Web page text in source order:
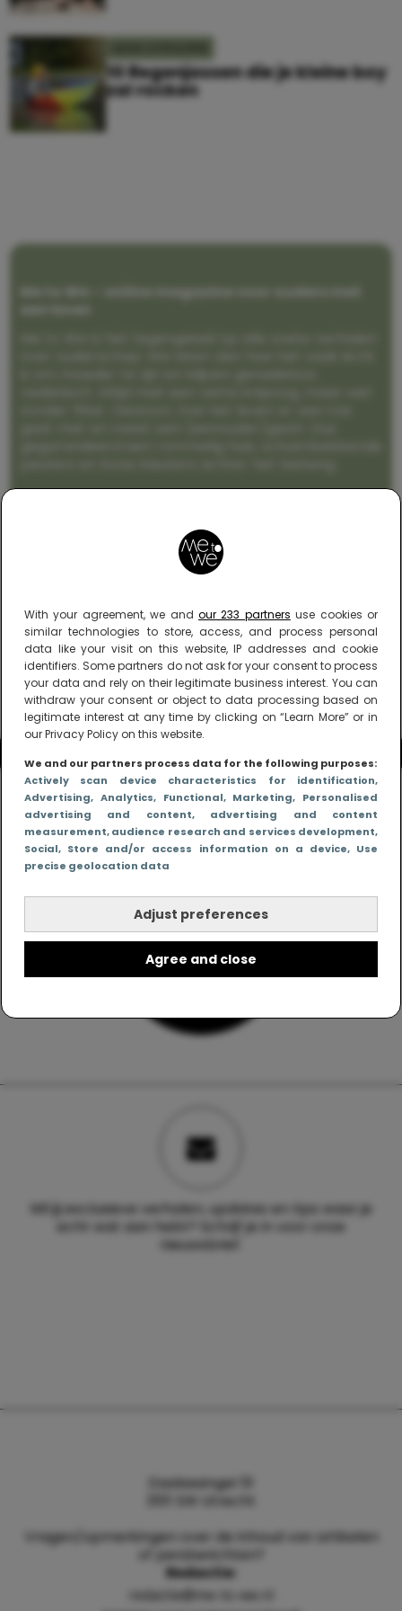
With your agreement, we and our 233 partners use cookies or
similar technologies to store, access, and process personal
data like your visit on this website, IP addresses and cookie
identifiers. Some partners do not ask for your consent to process
your data and rely on their legitimate business interest. You can
withdraw your consent or object to data processing based on
legitimate interest at any time by clicking on “Learn More” or in
our Privacy Policy on this website.
We and our partners process data for the following purposes:
Actively scan device characteristics for identification,
Advertising, Analytics, Functional, Marketing, Personalised
advertising and content, advertising and content
measurement, audience research and services development,
Social, Store and/or access information on a device, Use
precise geolocation data
Adjust preferences
Agree and close
10 Regenjassen die je kleine boy
zal rocken
Me to We – online magazine voor ouders met
Wil jij exclusieve verhalen, updates en tips waar je
echt wat aan hebt? Schrijf je in voor onze
nieuwsbrief.
Daalsesingel 51
3511 SW Utrecht
Vragen/opmerkingen over de inhoud van artikelen
of persberichten?
Redactie:
redactie@me-to-we.nl